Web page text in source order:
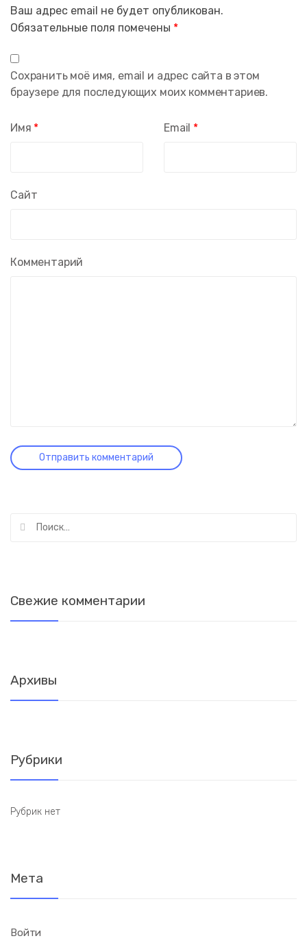
Ваш адрес email не будет опубликован.
Обязательные поля помечены *
Комментарий
Имя * Email *
Сайт
Сохранить моё имя, email и адрес сайта в этом
браузере для последующих моих комментариев.
Свежие комментарии
Архивы
Рубрики
Рубрик нет
Мета
Войти